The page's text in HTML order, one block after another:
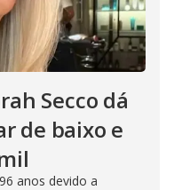
Secco dá
de baixo e
anos devido a